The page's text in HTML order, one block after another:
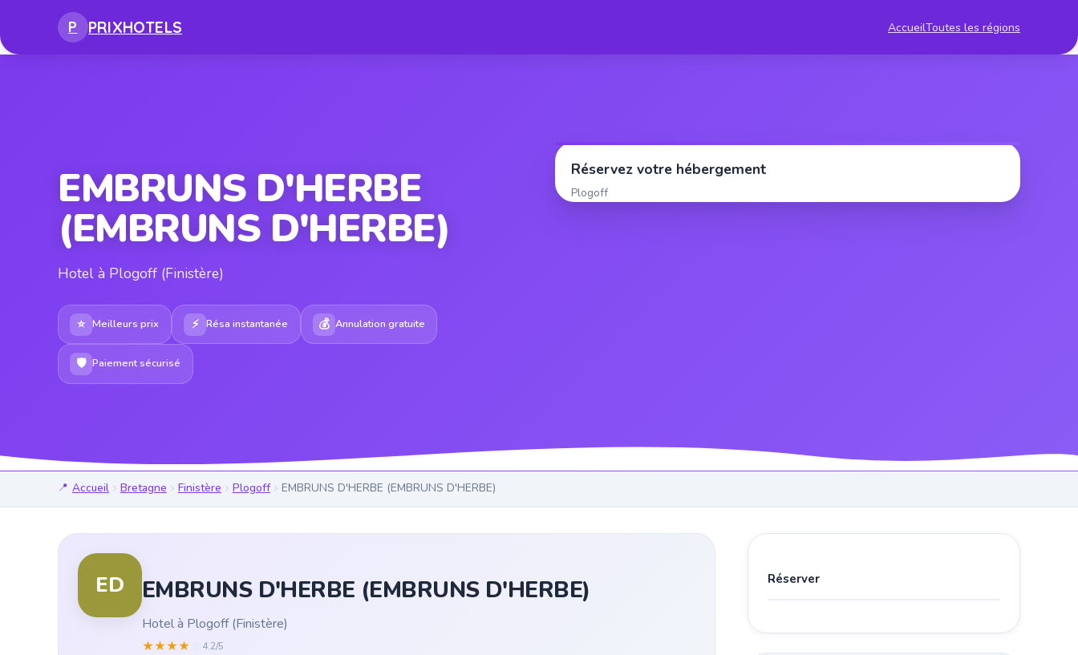
P PRIXHOTELS AccueilToutes les régions
EMBRUNS D'HERBE
(EMBRUNS D'HERBE)
Hotel à Plogoff (Finistère)
⭐ Meilleurs prix ⚡ Résa instantanée 💰 Annulation gratuite
🛡 Paiement sécurisé
Réservez votre hébergement
Plogoff
Accueil Bretagne Finistère Plogoff EMBRUNS D'HERBE (EMBRUNS D'HERBE)
ED EMBRUNS D'HERBE (EMBRUNS D'HERBE)
Hotel à Plogoff (Finistère)
★★★★ 4.2/5
Réserver